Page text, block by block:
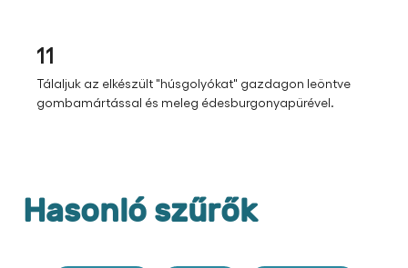
11
Tálaljuk az elkészült "húsgolyókat" gazdagon leöntve
gombamártással és meleg édesburgonyapürével.​
Hasonló szűrők